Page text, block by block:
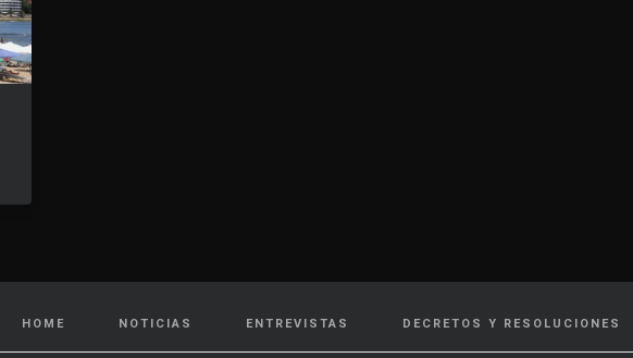
HOME NOTICIAS ENTREVISTAS DECRETOS Y RESOLUCIONES